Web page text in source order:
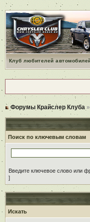
Клуб любителей
Форумы Крайслер Клуба
Поиск по ключевым словам
Введите ключевое слово или
]
Искать